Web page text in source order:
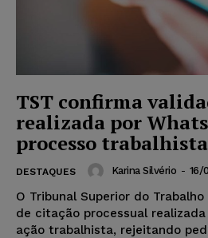
TST confirma
realizada por
processo trabalhista
DESTAQUES Karina Silvério - 16/
O Tribunal Superior do
de citação processual
ação trabalhista, rejeitando